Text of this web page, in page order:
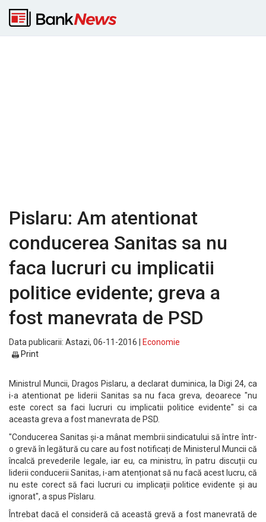
Pislaru: Am atentionat
conducerea Sanitas sa nu
faca lucruri cu implicatii
politice evidente; greva a
fost manevrata de PSD
Data publicarii: Astazi, 06-11-2016 |
Economie
Print
Ministrul Muncii, Dragos Pislaru, a declarat duminica, la Digi 24, ca
i-a atentionat pe liderii Sanitas sa nu faca greva, deoarece "nu
este corect sa faci lucruri cu implicatii politice evidente" si ca
aceasta greva a fost manevrata de PSD.
"Conducerea Sanitas și-a mânat membrii sindicatului să între într-
o grevă în legătură cu care au fost notificați de Ministerul Muncii că
încalcă prevederile legale, iar eu, ca ministru, în patru discuții cu
liderii conducerii Sanitas, i-am atenționat să nu facă acest lucru, că
nu este corect să faci lucruri cu implicații politice evidente și au
ignorat", a spus Pîslaru.
Întrebat dacă el consideră că această grevă a fost manevrată de